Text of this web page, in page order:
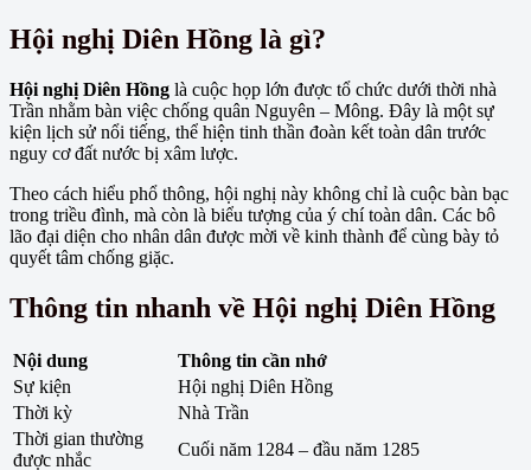
Hội nghị Diên Hồng là gì?
Hội nghị Diên Hồng là cuộc họp lớn được tổ chức dưới thời nhà
Trần nhằm bàn việc chống quân Nguyên – Mông. Đây là một sự
kiện lịch sử nổi tiếng, thể hiện tinh thần đoàn kết toàn dân trước
nguy cơ đất nước bị xâm lược.
Theo cách hiểu phổ thông, hội nghị này không chỉ là cuộc bàn bạc
trong triều đình, mà còn là biểu tượng của ý chí toàn dân. Các bô
lão đại diện cho nhân dân được mời về kinh thành để cùng bày tỏ
quyết tâm chống giặc.
Thông tin nhanh về Hội nghị Diên Hồng
Nội dung
Thông tin cần nhớ
Sự kiện
Hội nghị Diên Hồng
Thời kỳ
Nhà Trần
Thời gian thường
được nhắc
Cuối năm 1284 – đầu năm 1285